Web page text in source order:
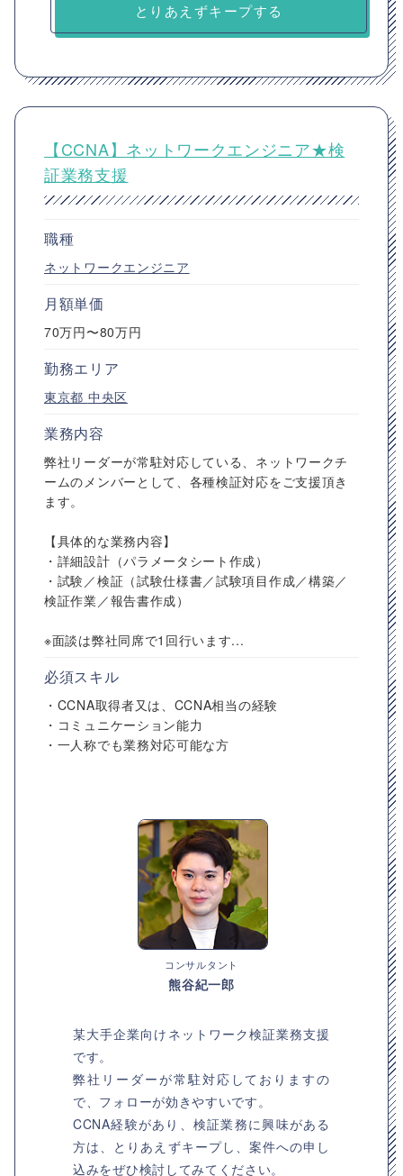
とりあえずキープする
【CCNA】ネットワークエンジニア★検
証業務支援
職種
ネットワークエンジニア
月額単価
70万円〜80万円
勤務エリア
東京都 中央区
業務内容
弊社リーダーが常駐対応している、ネットワークチ
ームのメンバーとして、各種検証対応をご支援頂き
ます。
【具体的な業務内容】
・詳細設計（パラメータシート作成）
・試験／検証（試験仕様書／試験項目作成／構築／
検証作業／報告書作成）
※面談は弊社同席で1回行います...
必須スキル
・CCNA取得者又は、CCNA相当の経験
・コミュニケーション能力
・一人称でも業務対応可能な方
コンサルタント
熊谷紀一郎
某大手企業向けネットワーク検証業務支援
です。
弊社リーダーが常駐対応しておりますの
で、フォローが効きやすいです。
CCNA経験があり、検証業務に興味がある
方は、とりあえずキープし、案件への申し
込みをぜひ検討してみてください。